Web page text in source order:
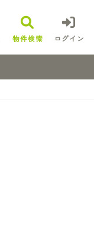
物件検索 ログイン